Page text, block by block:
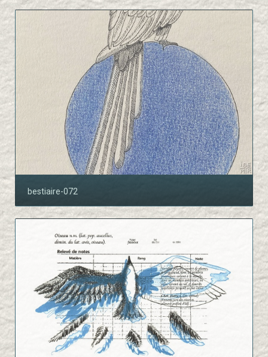
bestiaire-072